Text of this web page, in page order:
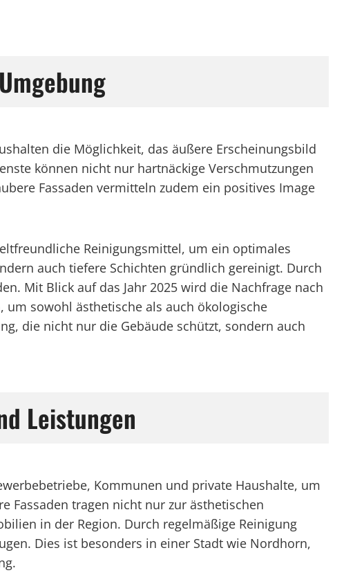
die Möglichkeit, das äußere Erscheinungsbild
können nicht nur hartnäckige Verschmutzungen
Fassaden vermitteln zudem ein positives Image
Reinigungsmittel, um ein optimales
auch tiefere Schichten gründlich gereinigt. Durch
Mit Blick auf das Jahr 2025 wird die Nachfrage nach
sowohl ästhetische als auch ökologische
die nicht nur die Gebäude schützt, sondern auch
Leistungen
Kommunen und private Haushalte, um
Fassaden tragen nicht nur zur ästhetischen
in der Region. Durch regelmäßige Reinigung
Dies ist besonders in einer Stadt wie Nordhorn,